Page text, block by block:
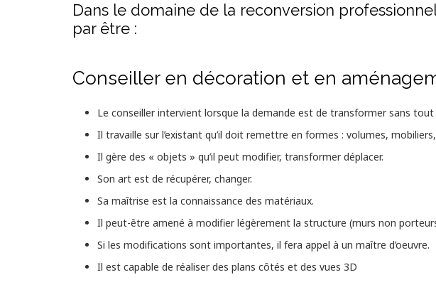
Dans le domaine de la reconversion
par être :
Conseiller en décoration et en
Le conseiller intervient lorsque la demande est de transformer sans
Il travaille sur l’existant qu’il doit remettre en formes : volumes,
Il gère des « objets » qu’il peut modifier, transformer déplacer.
Son art est de récupérer, changer.
Sa maîtrise est la connaissance des matériaux.
Il peut-être amené à modifier légèrement la structure (murs non
Si les modifications sont importantes, il fera appel à un maître d’oeuvre.
Il est capable de réaliser des plans côtés et des vues 3D